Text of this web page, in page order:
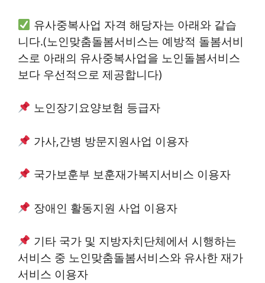
유사중복사업 자격 해당자는 아래와 같습
니다.(노인맞춤돌봄서비스는 예방적 돌봄서비
스로 아래의 유사중복사업을 노인돌봄서비스
보다 우선적으로 제공합니다)
노인장기요양보험 등급자
가사,간병 방문지원사업 이용자
국가보훈부 보훈재가복지서비스 이용자
장애인 활동지원 사업 이용자
기타 국가 및 지방자치단체에서 시행하는
서비스 중 노인맞춤돌봄서비스와 유사한 재가
서비스 이용자